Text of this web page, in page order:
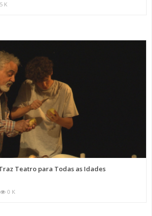
K
Teatro para Todas as Idades
0 K